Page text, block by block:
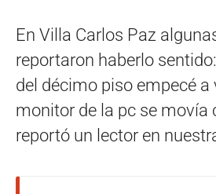
En Villa Carlos Paz
reportaron haberlo
del décimo piso empecé a
monitor de la pc se movía
reportó un lector en